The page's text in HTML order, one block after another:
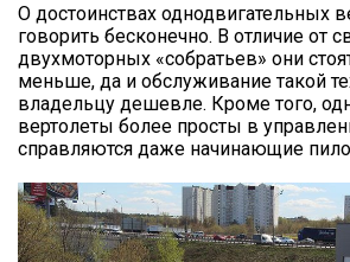
О достоинствах однодвигательных
говорить бесконечно. В отличие от
двухмоторных «собратьев» они
меньше, да и обслуживание такой
владельцу дешевле. Кроме того,
вертолеты более просты в
справляются даже начинающие